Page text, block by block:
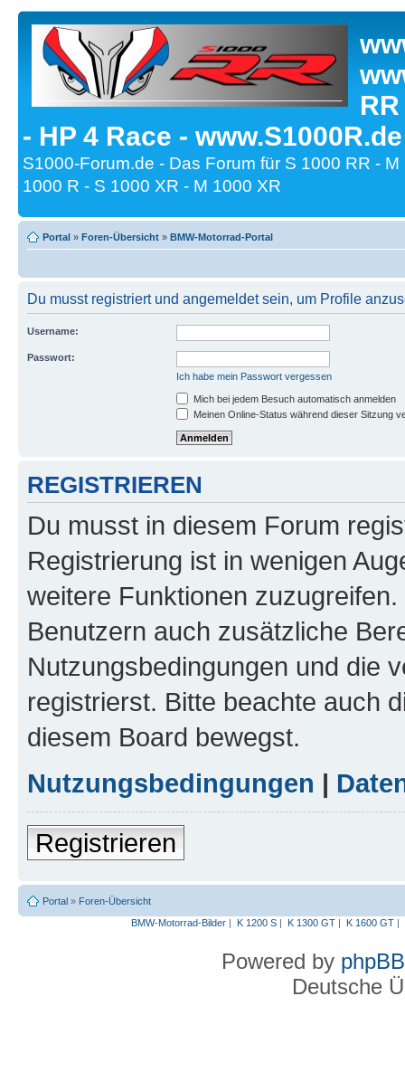
- HP 4 Race -
S1000-Forum.de - Das Forum für S 1000 RR -
1000 R - S 1000 XR - M 1000 XR
Portal » Foren-Übersicht » BMW-Motorrad-Portal
Du musst registriert und angemeldet sein, um Profile
Username:
Passwort:
Ich habe mein Passwort vergessen
Mich bei jedem Besuch automatisch anmelden
Meinen Online-Status während dieser Sitzung
REGISTRIEREN
Du musst in diesem Forum
Registrierung ist in wenigen
weitere Funktionen
Benutzern auch zusätzliche
Nutzungsbedingungen und die
registrierst. Bitte beachte auch
diesem Board bewegst.
Nutzungsbedingungen |
Registrieren
Portal » Foren-Übersicht
BMW-Motorrad-Bilder| K 1200 S| K 1300 GT| K 1600 GT|
Powered by phpBB
Deutsche